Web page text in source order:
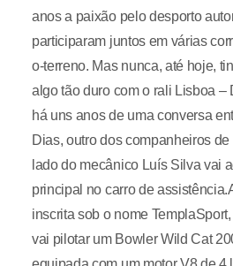
anos a paixão pelo desporto
participaram juntos em várias
o-terreno. Mas nunca, até hoje,
algo tão duro com o rali Lisboa –
há uns anos de uma conversa
Dias, outro dos companheiros
lado do mecânico Luís Silva vai
principal no carro de
inscrita sob o nome
vai pilotar um Bowler Wild Cat